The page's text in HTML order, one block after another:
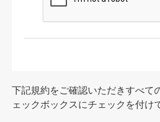
下記規約をご確認いただきすべて
ェックボックスにチェックを付け